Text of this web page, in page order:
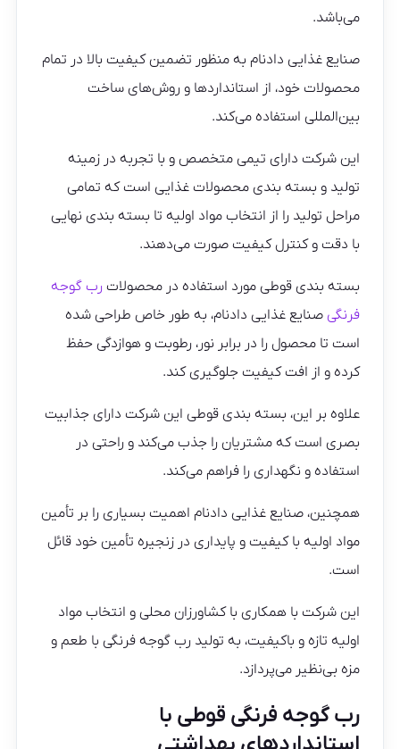
می‌باشد.
صنایع غذایی دادنام به منظور تضمین کیفیت بالا در تمام
محصولات خود، از استانداردها و روش‌های ساخت
بین‌المللی استفاده می‌کند.
این شرکت دارای تیمی متخصص و با تجربه در زمینه
تولید و بسته بندی محصولات غذایی است که تمامی
مراحل تولید را از انتخاب مواد اولیه تا بسته بندی نهایی
با دقت و کنترل کیفیت صورت می‌دهند.
بسته بندی قوطی مورد استفاده در محصولات رب گوجه
فرنگی صنایع غذایی دادنام، به طور خاص طراحی شده
است تا محصول را در برابر نور، رطوبت و هوازدگی حفظ
کرده و از افت کیفیت جلوگیری کند.
علاوه بر این، بسته بندی قوطی این شرکت دارای جذابیت
بصری است که مشتریان را جذب می‌کند و راحتی در
استفاده و نگهداری را فراهم می‌کند.
همچنین، صنایع غذایی دادنام اهمیت بسیاری را بر تأمین
مواد اولیه با کیفیت و پایداری در زنجیره تأمین خود قائل
است.
این شرکت با همکاری با کشاورزان محلی و انتخاب مواد
اولیه تازه و باکیفیت، به تولید رب گوجه فرنگی با طعم و
مزه بی‌نظیر می‌پردازد.
رب گوجه فرنگی قوطی با